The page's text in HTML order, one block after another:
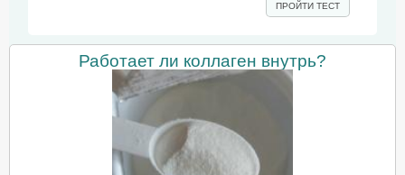
ПРОЙТИ ТЕСТ
Работает ли коллаген внутрь?